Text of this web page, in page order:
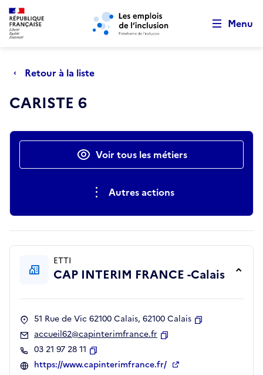
Aller au menu principal Aller au contenu principal
Menu
Retour à la liste
CARISTE 6
Actions rapidesVoir tous les métiers
Autres actions
ETTI
CAP INTERIM FRANCE -Calais
51 Rue de Vic 62100 Calais, 62100 Calais
accueil62@capinterimfrance.fr
03 21 97 28 11
Copier
https://www.capinterimfrance.fr/
Retour au début de la page
Panneau de gestion des cookies